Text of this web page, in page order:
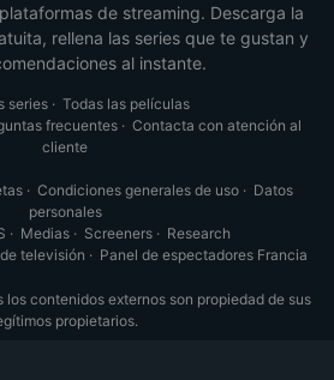
de streaming. Descarga la
rellena las series que te gustan y
al instante.
series· Todas las películas
frecuentes· Contacta con atención al
cliente
· Condiciones generales de uso· Datos
personales
· Medias· Screeners· Research
televisión · Panel de espectadores Francia
contenidos externos son propiedad de sus
propietarios.